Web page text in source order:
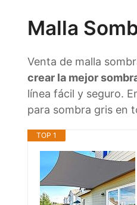
Malla
Venta de malla
crear la mejor
línea fácil y seguro.
para sombra gris en
TOP 1